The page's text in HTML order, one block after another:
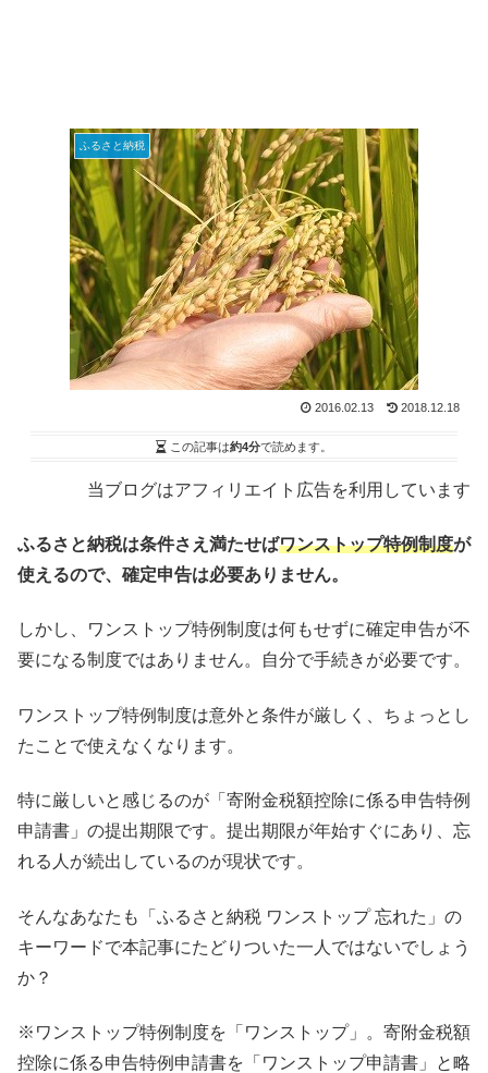
ふるさと納税
2016.02.13 2018.12.18
この記事は約4分で読めます。
当ブログはアフィリエイト広告を利用しています
ふるさと納税は条件さえ満たせばワンストップ特例制度が
使えるので、確定申告は必要ありません。
しかし、ワンストップ特例制度は何もせずに確定申告が不
要になる制度ではありません。自分で手続きが必要です。
ワンストップ特例制度は意外と条件が厳しく、ちょっとし
たことで使えなくなります。
特に厳しいと感じるのが「寄附金税額控除に係る申告特例
申請書」の提出期限です。提出期限が年始すぐにあり、忘
れる人が続出しているのが現状です。
そんなあなたも「ふるさと納税 ワンストップ 忘れた」の
キーワードで本記事にたどりついた一人ではないでしょう
か？
※ワンストップ特例制度を「ワンストップ」。寄附金税額
控除に係る申告特例申請書を「ワンストップ申請書」と略